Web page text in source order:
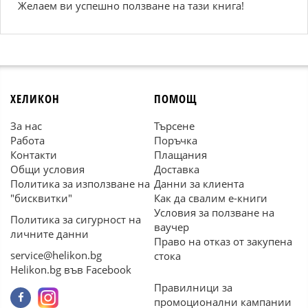
Желаем ви успешно ползване на тази книга!
ХЕЛИКОН
За нас
Работа
Контакти
Общи условия
Политика за използване на
"бисквитки"
Политика за сигурност на
личните данни
service@helikon.bg
Helikon.bg във Facebook
ПОМОЩ
Търсене
Поръчка
Плащания
Доставка
Данни за клиента
Как да свалим е-книги
Условия за ползване на
ваучер
Право на отказ от закупена
стока
Правилници за
промоционални кампании